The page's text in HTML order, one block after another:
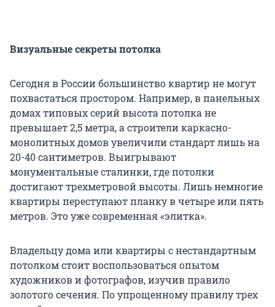
Визуальные секреты потолка
Сегодня в России большинство квартир не могут
похвастаться простором. Например, в панельных
домах типовых серий высота потолка не
превышает 2,5 метра, а строители каркасно-
монолитных домов увеличили стандарт лишь на
20-40 сантиметров. Выигрывают
монументальные сталинки, где потолки
достигают трехметровой высоты. Лишь немногие
квартиры переступают планку в четыре или пять
метров. Это уже современная «элитка».
Владельцу дома или квартиры с нестандартным
потолком стоит воспользоваться опытом
художников и фотографов, изучив правило
золотого сечения. По упрощенному правилу трех